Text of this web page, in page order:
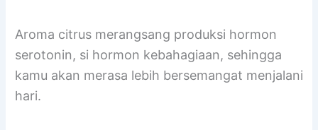
Aroma citrus merangsang produksi hormon
serotonin, si hormon kebahagiaan, sehingga
kamu akan merasa lebih bersemangat menjalani
hari.